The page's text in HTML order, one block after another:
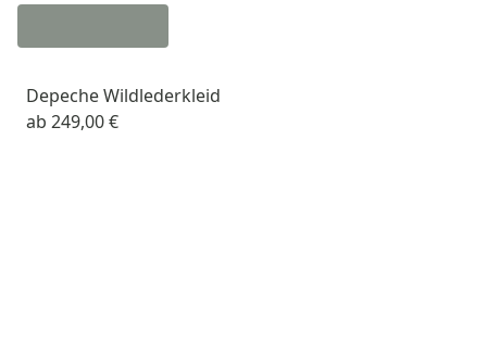
Depeche Wildlederkleid
ab 249,00 €